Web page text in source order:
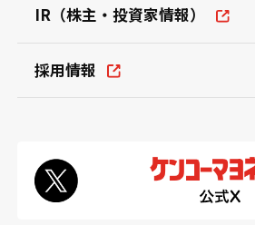
IR（株主・投資家情報）
採用情報